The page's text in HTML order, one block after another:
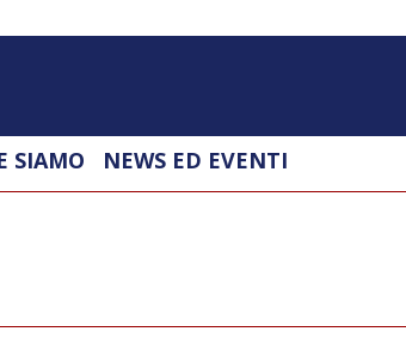
SIAMO NEWS ED EVENTI